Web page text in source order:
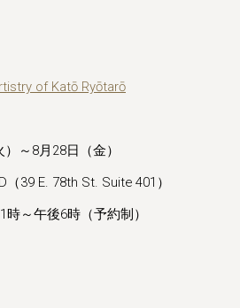
of Katō Ryōtarō
～8月28日（金）
39 E. 78th St. Suite 401）
～午後6時（予約制）